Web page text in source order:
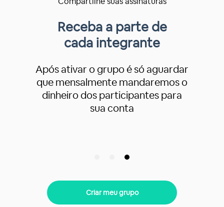
Crie um grupo
e compartilhe
É bem simples. Você informa qual
serviço, o valor e quantas vagas
tem disponível. Pronto, seu grupo
logo estará disponível para
Criar meu grupo